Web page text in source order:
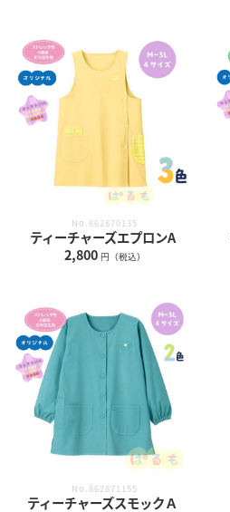
No.862870135
ティーチャーズエプロンA
2,800 円（税込）
No.862871155
ティーチャーズスモックＡ